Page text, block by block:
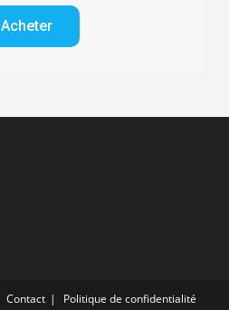
Acheter
Contact Politique de confidentialité